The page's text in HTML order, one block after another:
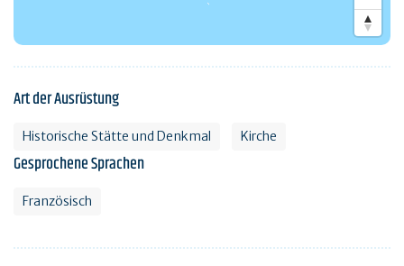
Art der Ausrüstung
Historische Stätte und Denkmal Kirche
Gesprochene Sprachen
Französisch